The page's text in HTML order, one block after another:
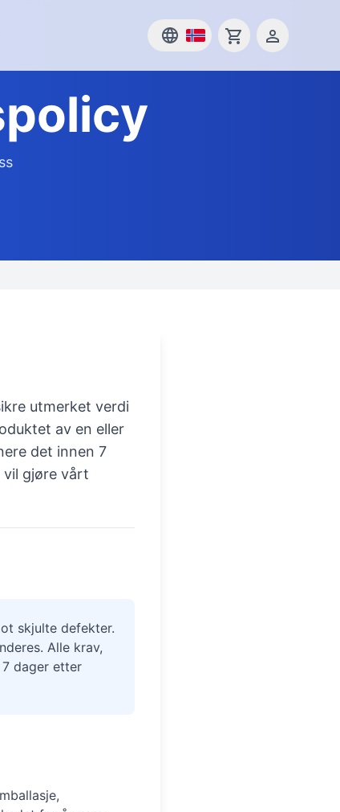
utmerket verdi
av en eller
det innen 7
gjøre vårt
skjulte defekter.
Alle krav,
7 dager etter